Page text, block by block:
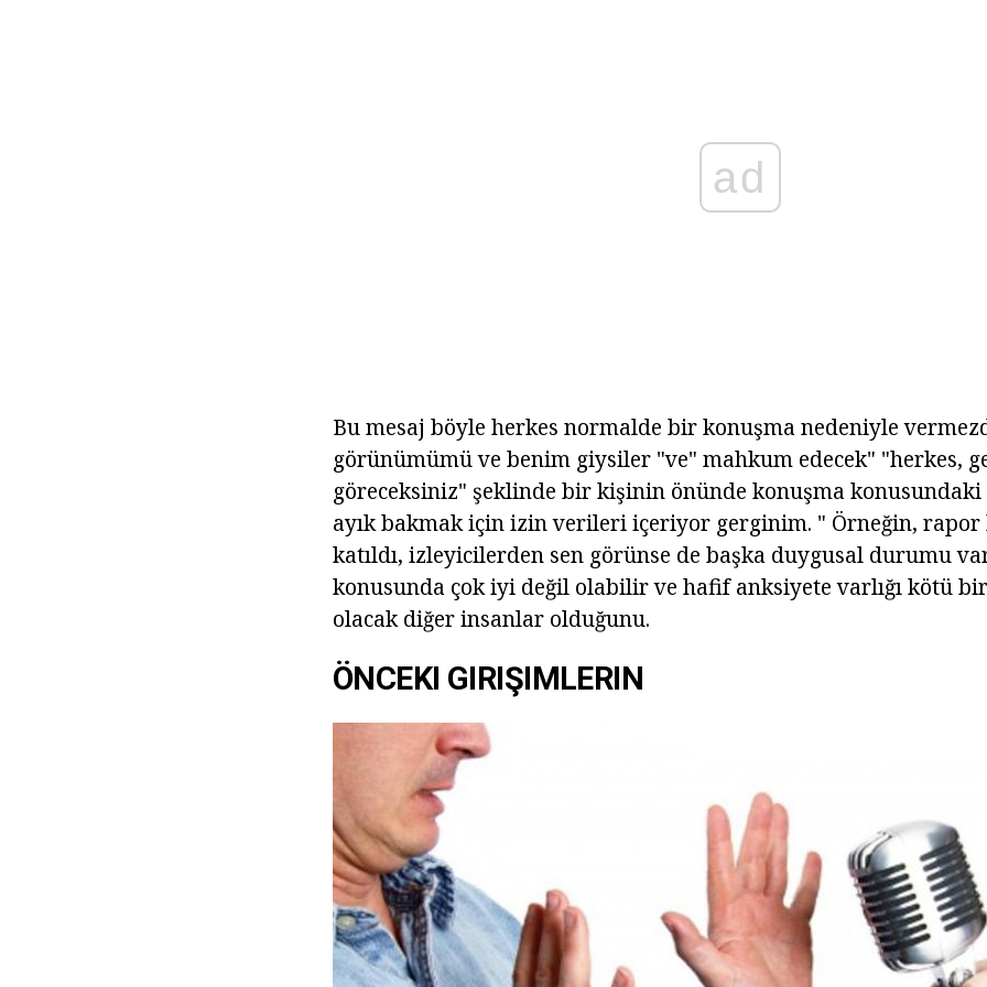
ad
Bu mesaj böyle herkes normalde bir konuşma nedeniyle
görünümümü ve benim giysiler "ve" mahkum edecek" "herkes,
göreceksiniz" şeklinde bir kişinin önünde konuşma
ayık bakmak için izin verileri içeriyor gerginim. " Örneğin, rapor
katıldı, izleyicilerden sen görünse de başka duygusal durumu
konusunda çok iyi değil olabilir ve hafif anksiyete varlığı kötü bir
olacak diğer insanlar olduğunu.
ÖNCEKI GIRIŞIMLERIN